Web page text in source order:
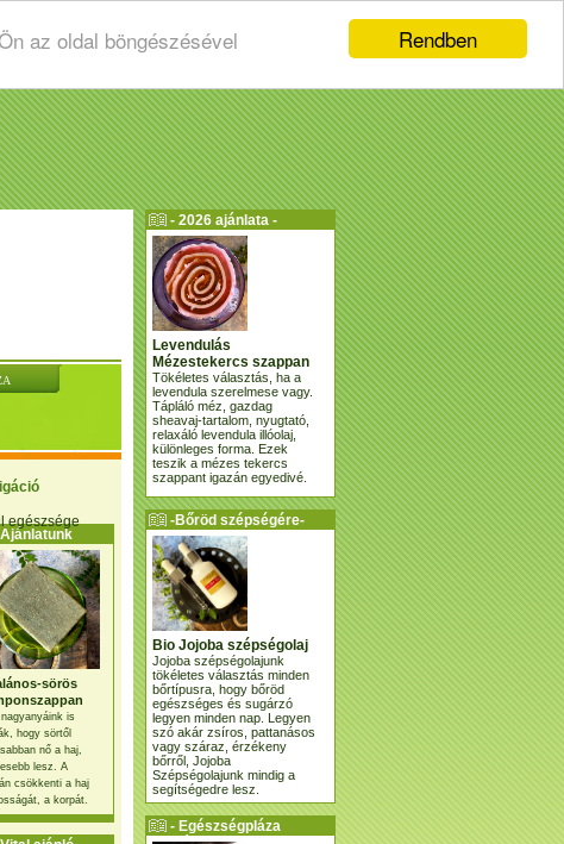
Rendben
az oldal böngészésével
egészsége
sörös
nagyanyáink is
hogy sörtől
nő a haj,
lesz. A
csökkenti a haj
a korpát.
- 2026 ajánlata -
Levendulás
Mézestekercs szappan
Tökéletes választás, ha a
levendula szerelmese vagy.
Tápláló méz, gazdag
sheavaj-tartalom, nyugtató,
relaxáló levendula illóolaj,
különleges forma. Ezek
teszik a mézes tekercs
szappant igazán egyedivé.
-Bőröd szépségére-
Bio Jojoba szépségolaj
Jojoba szépségolajunk
tökéletes választás minden
bőrtípusra, hogy bőröd
egészséges és sugárzó
legyen minden nap. Legyen
szó akár zsíros, pattanásos
vagy száraz, érzékeny
bőrről, Jojoba
Szépségolajunk mindig a
segítségedre lesz.
- Egészségpláza